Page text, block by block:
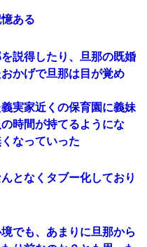
ある
説得したり、旦那の既婚
かげで旦那は目が覚め
実家近くの保育園に義妹
時間が持てるようにな
なっていった
となくタブー化しており
でも、あまりに旦那から